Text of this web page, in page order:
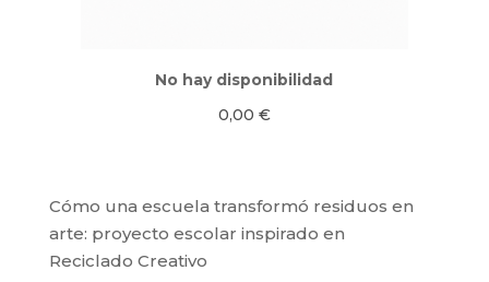
No hay disponibilidad
0,00 €
Cómo una escuela transformó residuos en
arte: proyecto escolar inspirado en
Reciclado Creativo